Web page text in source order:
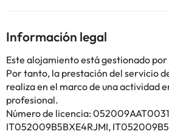
puede practicar ciclismo. Bagno Vignoni está a 26 km del
alojamiento, y Bagni San Filippo está a
(Aeropuerto de Perugia San Francesco
En este alojamiento no se pueden
o soltera ni fiestas similares. Informa a con antelación de tu hora
prevista de llegada. Para ello, puedes
peticiones especiales al hacer la reserva
directamente con el alojamiento. Los
aparecen en la confirmación de la
Información legal
Este alojamiento está gestionado
Por tanto, la prestación del servicio
realiza en el marco de una actividad
profesional.
Número de licencia:
IT052009B5BXE4RJMI,